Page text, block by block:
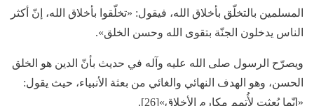
المسلمين بالتخلّق بأخلاق الله، فيقول: «تخلّقوا بأخلاق الله، إنّ أكثر
الناس يدخلون الجنّة بتقوى الله وحسن الخلق».
ويصرّح الرسول صلى الله عليه وآله في حديث بأنّ الدين هو الخلق
الحسن، وهو الهدف النهائي والغائي من بعثة الأنبياء، حيث يقول:
«إنّما بُعثت لأُتمم مكارم الأخلاق»[26].